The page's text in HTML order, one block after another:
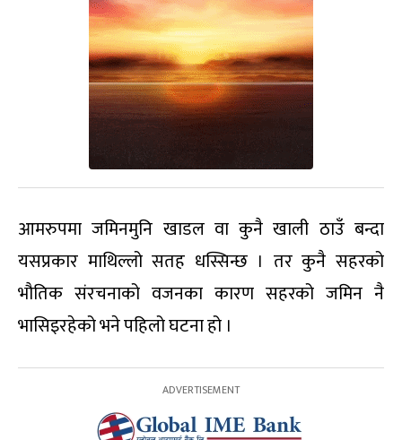
आमरुपमा जमिनमुनि खाडल वा कुनै खाली ठाउँ बन्दा
यसप्रकार माथिल्लो सतह धस्सिन्छ । तर कुनै सहरको
भौतिक संरचनाको वजनका कारण सहरको जमिन नै
भासिइरहेको भने पहिलो घटना हो ।